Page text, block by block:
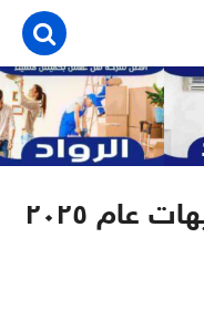
افضل معلم صباغ بسيهات عام ٢٠٢٥